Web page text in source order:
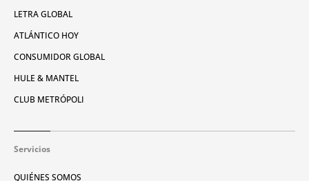
LETRA GLOBAL
ATLÁNTICO HOY
CONSUMIDOR GLOBAL
HULE & MANTEL
CLUB METRÓPOLI
Servicios
QUIÉNES SOMOS